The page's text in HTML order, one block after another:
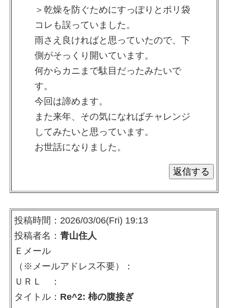
＞乾燥を防ぐためにすっぽりとポリ袋
コレも誤っていました。
雨さえ良ければと思っていたので、下
側がそっくり開いています。
何からカニまで駄目だったみたいで
す。
今回は諦めます。
また来年、その気になればチャレンジ
してみたいと思っています。
お世話になりました。
投稿時間：2026/03/06(Fri) 19:13
投稿者名： 青山住人
Ｅメール
（※メールアドレス不要）：
ＵＲＬ ：
タイトル： Re^2: 柿の腹接ぎ